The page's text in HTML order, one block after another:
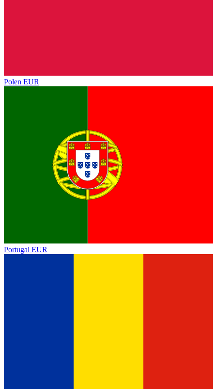
Polen EUR
Portugal EUR